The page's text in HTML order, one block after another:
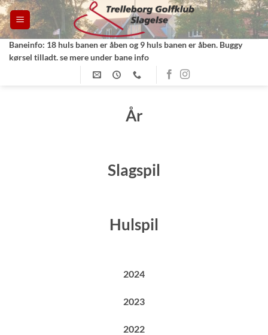
Fortsæt
til
indhold
Baneinfo: 18 huls banen er åben og 9 huls banen er åben. Buggy
kørsel tilladt. se mere under bane info
År
Slagspil
Hulspil
2024
2023
2022